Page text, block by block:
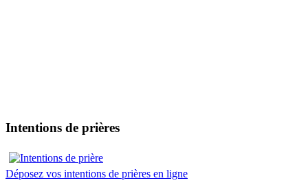
Intentions de prières
Déposez vos intentions de prières en ligne